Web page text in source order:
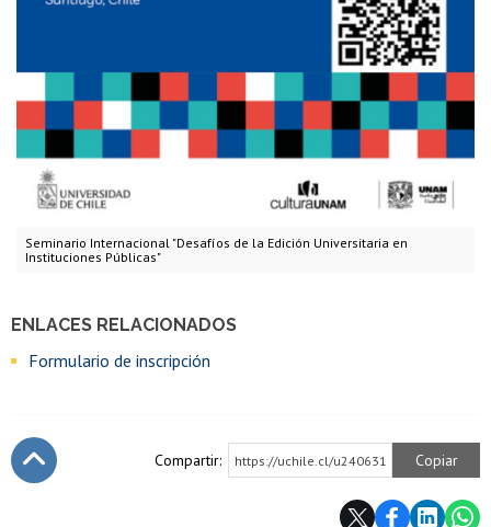
Seminario Internacional "Desafíos de la Edición Universitaria en
Instituciones Públicas"
ENLACES RELACIONADOS
Formulario de inscripción
Compartir: https://uchile.cl/u240631 Copiar